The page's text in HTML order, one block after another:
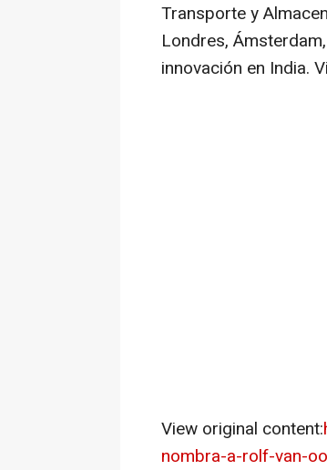
Transporte y
Londres,
innovación en India.
View original content:
nombra-a-rolf-van-